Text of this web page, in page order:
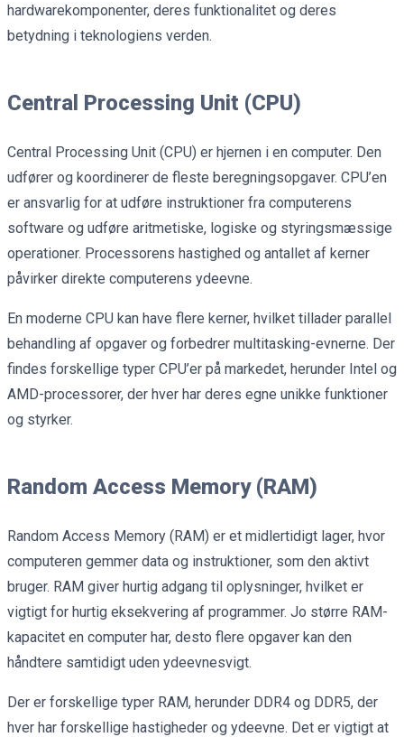
hardwarekomponenter, deres funktionalitet og deres
betydning i teknologiens verden.
Central Processing Unit (CPU)
Central Processing Unit (CPU) er hjernen i en computer. Den
udfører og koordinerer de fleste beregningsopgaver. CPU’en
er ansvarlig for at udføre instruktioner fra computerens
software og udføre aritmetiske, logiske og styringsmæssige
operationer. Processorens hastighed og antallet af kerner
påvirker direkte computerens ydeevne.
En moderne CPU kan have flere kerner, hvilket tillader parallel
behandling af opgaver og forbedrer multitasking-evnerne. Der
findes forskellige typer CPU’er på markedet, herunder Intel og
AMD-processorer, der hver har deres egne unikke funktioner
og styrker.
Random Access Memory (RAM)
Random Access Memory (RAM) er et midlertidigt lager, hvor
computeren gemmer data og instruktioner, som den aktivt
bruger. RAM giver hurtig adgang til oplysninger, hvilket er
vigtigt for hurtig eksekvering af programmer. Jo større RAM-
kapacitet en computer har, desto flere opgaver kan den
håndtere samtidigt uden ydeevnesvigt.
Der er forskellige typer RAM, herunder DDR4 og DDR5, der
hver har forskellige hastigheder og ydeevne. Det er vigtigt at